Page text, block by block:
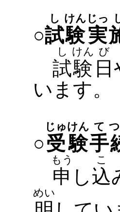
○試
し
験
けん
実
じっ
試
し
験
けん
日
び
います。
○受
じゅ
験
けん
手
て
申
もう
し込
こ
めい